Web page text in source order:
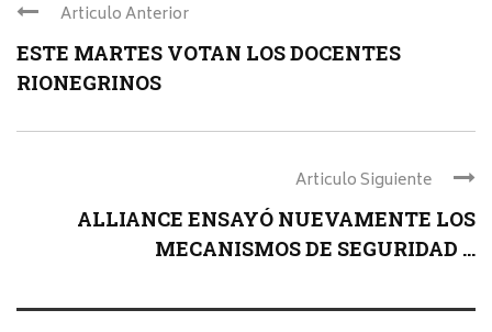
Articulo Anterior
ESTE MARTES VOTAN LOS DOCENTES
RIONEGRINOS
Articulo Siguiente
ALLIANCE ENSAYÓ NUEVAMENTE LOS
MECANISMOS DE SEGURIDAD ...